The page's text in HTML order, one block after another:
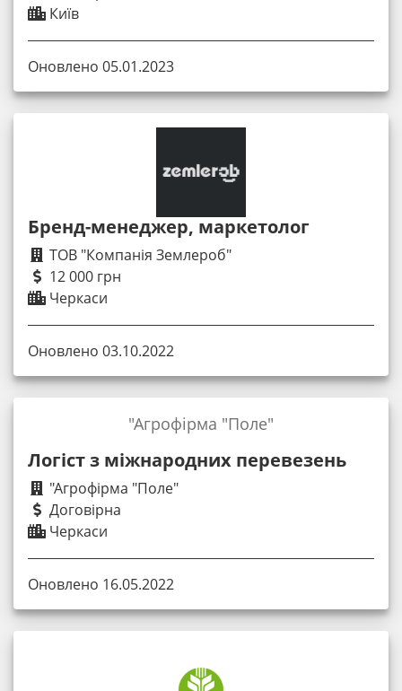
Київ
Оновлено 05.01.2023
Бренд-менеджер, маркетолог
ТОВ "Компанія Землероб"
12 000 грн
Черкаси
Оновлено 03.10.2022
Логіст з міжнародних перевезень
"Агрофірма "Поле"
Договірна
Черкаси
"Агрофірма "Поле"
Оновлено 16.05.2022